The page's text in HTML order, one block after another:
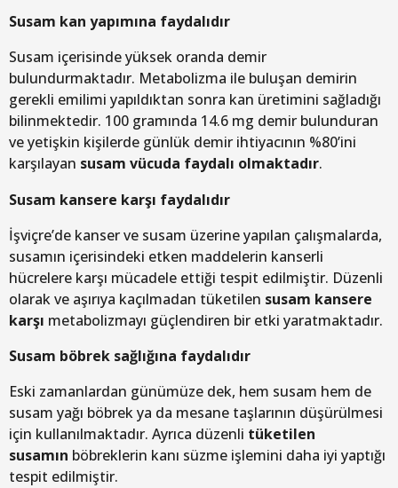
Susam kan yapımına faydalıdır
Susam içerisinde yüksek oranda demir
bulundurmaktadır. Metabolizma ile buluşan demirin
gerekli emilimi yapıldıktan sonra kan üretimini sağladığı
bilinmektedir. 100 gramında 14.6 mg demir bulunduran
ve yetişkin kişilerde günlük demir ihtiyacının %80’ini
karşılayan susam vücuda faydalı olmaktadır.
Susam kansere karşı faydalıdır
İşviçre’de kanser ve susam üzerine yapılan çalışmalarda,
susamın içerisindeki etken maddelerin kanserli
hücrelere karşı mücadele ettiği tespit edilmiştir. Düzenli
olarak ve aşırıya kaçılmadan tüketilen susam kansere
karşı metabolizmayı güçlendiren bir etki yaratmaktadır.
Susam böbrek sağlığına faydalıdır
Eski zamanlardan günümüze dek, hem susam hem de
susam yağı böbrek ya da mesane taşlarının düşürülmesi
için kullanılmaktadır. Ayrıca düzenli tüketilen
susamın böbreklerin kanı süzme işlemini daha iyi yaptığı
tespit edilmiştir.